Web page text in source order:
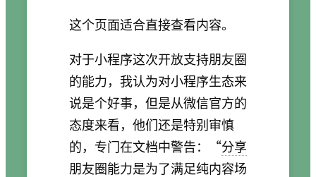
这个页面适合直接查看内容。
对于小程序这次开放支持朋友圈
的能力，我认为对小程序生态来
说是个好事，但是从微信官方的
态度来看，他们还是特别审慎
的，专门在文档中警告：“分享
朋友圈能力是为了满足纯内容场